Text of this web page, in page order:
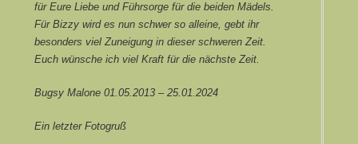
für Eure Liebe und Führsorge für die beiden Mädels.
Für Bizzy wird es nun schwer so alleine, gebt ihr
besonders viel Zuneigung in dieser schweren Zeit.
Euch wünsche ich viel Kraft für die nächste Zeit.
Bugsy Malone 01.05.2013 – 25.01.2024
Ein letzter Fotogruß